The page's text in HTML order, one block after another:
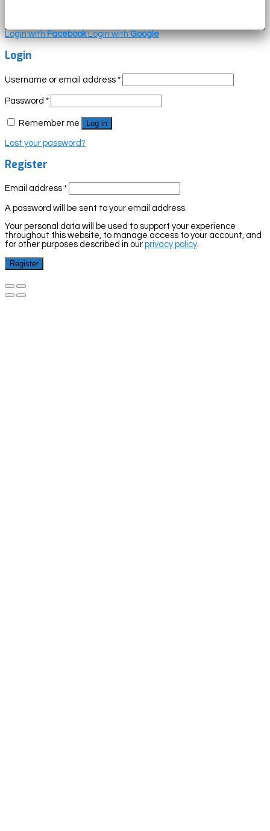
Login withFacebook Login withGoogle
Login
Username or email address *
Password *
Remember me Log in
Lost your password?
Register
Email address *
A password will be sent to your email address.
Your personal data will be used to support your experience
throughout this website, to manage access to your account, and
for other purposes described in our privacy policy
Register